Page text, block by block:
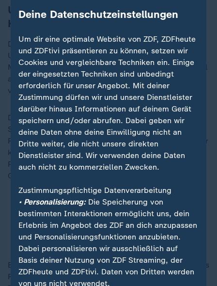
Umstrittener Trump-Kandidat gewinnt
Kongress-Vorwahl
Die beiden Entscheidungen sind klare Niederlagen für
US-Präsident Trump. Seine Zustimmungswerte in
Meinungsumfragen sind derzeit nicht gut, was zum Teil
auf den unpopulärenIran-Kriegund die dadurch
verursachten höheren Benzinpreise zurückzuführen ist.
Die sogenannten Midterms im November gelten als
Stimmungstest für die Politik Trumps: Verlieren die
Republikaner bei den Zwischenwahlen ihre aktuell sehr
knappe Mehrheit auch nur in einer der beiden
Parlamentskammern, wird Trump keine größeren
Gesetzesinitiativen mehr durchsetzen können.
Wie geschlossen stehen die Republikaner hinter
Trump?
Kosten die steigenden Preise Trump die
Zwischenwahlen?
Ein Kandidat, der im November für die Republikaner ins
Rennen um einen Sitz im US-Senat gehen wird, ist der
Deine Datenschutzeinstellungen
Um dir eine optimale Website von ZDF, ZDFheute
und ZDFtivi präsentieren zu können, setzen wir
Cookies und vergleichbare Techniken ein. Einige
der eingesetzten Techniken sind unbedingt
erforderlich für unser Angebot. Mit deiner
Zustimmung dürfen wir und unsere Dienstleister
darüber hinaus Informationen auf deinem Gerät
speichern und/oder abrufen. Dabei geben wir
deine Daten ohne deine Einwilligung nicht an
Dritte weiter, die nicht unsere direkten
Dienstleister sind. Wir verwenden deine Daten
auch nicht zu kommerziellen Zwecken.
Zustimmungspflichtige Datenverarbeitung
• Personalisierung:Die Speicherung von
bestimmten Interaktionen ermöglicht uns, dein
Erlebnis im Angebot des ZDF an dich anzupassen
und Personalisierungsfunktionen anzubieten.
Dabei personalisieren wir ausschließlich auf
Basis deiner Nutzung von ZDF Streaming, der
ZDFheute und ZDFtivi. Daten von Dritten werden
von uns nicht verwendet.